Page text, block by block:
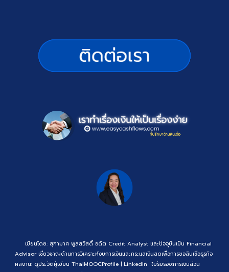
เขียนโดย: สุฑามาศ พูลสวัสดิ์ อดีต Credit Analyst และปัจจุบันเป็น Financial
Advisor เชี่ยวชาญด้านการวิเคราะห์งบการเงินและกระแสเงินสดเพื่อการขอสินเชื่อธุรกิจ
ผลงาน: ดูประวัติผู้เขียน ThaiMOOCProfile |LinkedIn ใบรับรอง:การเงินส่วน